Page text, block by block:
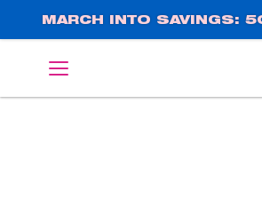
MARCH INTO SAVINGS:
English